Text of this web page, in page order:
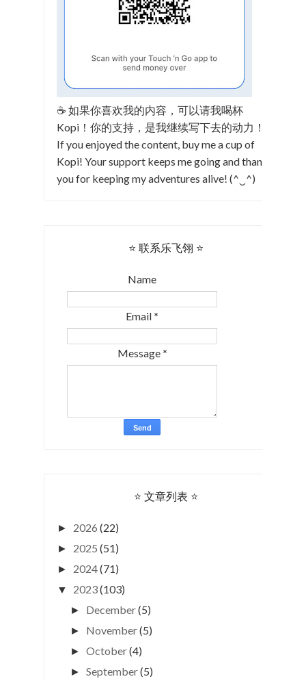
☕ 如果你喜欢我的内容，可以请我喝杯
Kopi！你的支持，是我继续写下去的动力！
If you enjoyed the content, buy me a cup of
Kopi! Your support keeps me going and thank
you for keeping my adventures alive! (^‿^)
⭐ 联系乐飞翎 ⭐
Name
Email *
Message *
⭐ 文章列表 ⭐
► 2026 (22)
► 2025 (51)
► 2024(71)
▼ 2023(103)
► December(5)
► November(5)
►October(4)
►September(5)